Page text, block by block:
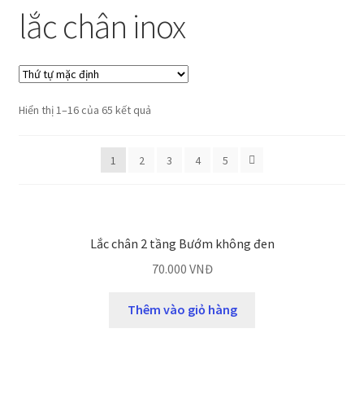
lắc chân inox
Hiển thị 1–16 của 65 kết quả
1 2 3 4 5
Lắc chân 2 tầng Bướm không đen
70.000 VNĐ
Thêm vào giỏ hàng